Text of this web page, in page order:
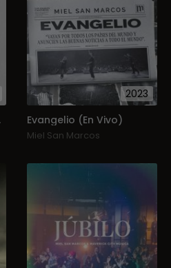
2023
Evangelio (En Vivo)
Miel San Marcos